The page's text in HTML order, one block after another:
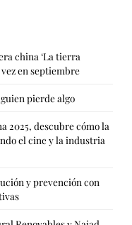
china ‘La tierra
en septiembre
pierde algo
2025, descubre cómo la
el cine y la industria
y prevención con